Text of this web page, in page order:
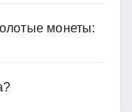
монеты: